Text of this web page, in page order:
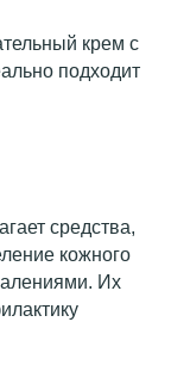
крем с
подходит
средства,
кожного
Их